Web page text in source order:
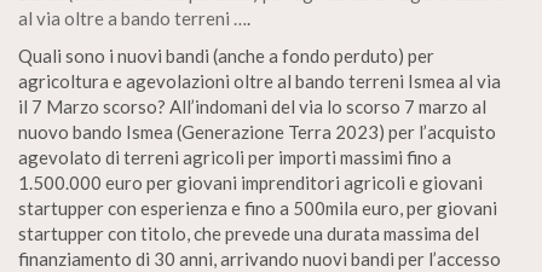
al via oltre a bando terreni ….
Quali sono i nuovi bandi (anche a fondo perduto) per
agricoltura e agevolazioni oltre al bando terreni Ismea al via
il 7 Marzo scorso? All’indomani del via lo scorso 7 marzo al
nuovo bando Ismea (Generazione Terra 2023) per l’acquisto
agevolato di terreni agricoli per importi massimi fino a
1.500.000 euro per giovani imprenditori agricoli e giovani
startupper con esperienza e fino a 500mila euro, per giovani
startupper con titolo, che prevede una durata massima del
finanziamento di 30 anni, arrivando nuovi bandi per l’accesso